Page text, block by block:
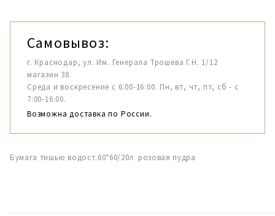
Самовывоз:
г. Краснодар, ул. Им. Генерала Трошева Г.Н. 1/12
магазин 38.
Среда и воскресение с 6:00-16:00. Пн, вт, чт, пт, сб - с
7:00-16:00.
Возможна доставка по России.
Бумага тишью водост.60*60/20л розовая пудра